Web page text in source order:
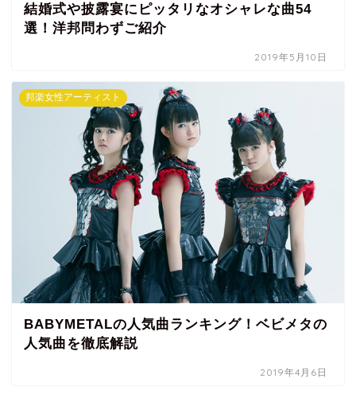
結婚式や披露宴にピッタリなオシャレな曲54
選！洋邦問わずご紹介
2019年5月10日
邦楽女性アーティスト
BABYMETALの人気曲ランキング！ベビメタの
人気曲を徹底解説
2019年4月6日